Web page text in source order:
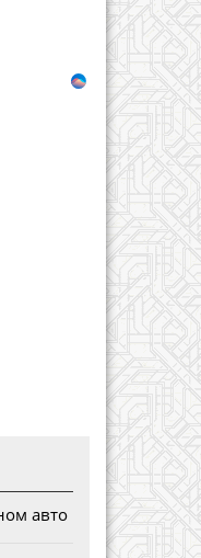
авто